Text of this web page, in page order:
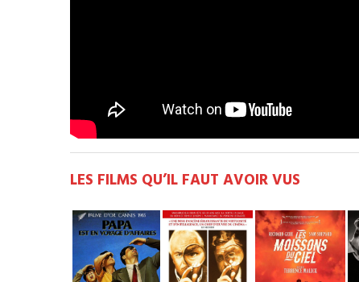
LES FILMS QU’IL FAUT AVOIR VUS